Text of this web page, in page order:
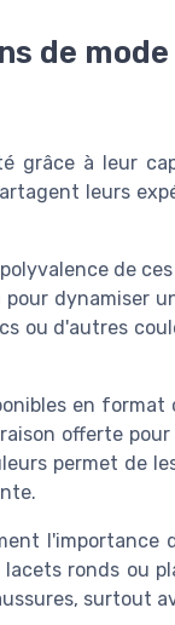
de mode
grâce à leur
leurs
de
dynamiser
ou d'autres
en
offerte
permet de
ronds ou
surtout